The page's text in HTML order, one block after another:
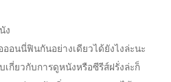
ง
อนนี่ฟินกันอย่างเดียวได้ยังไงล่ะนะ
กี่ยวกับการดูหนังหรือซีรีส์ฝรั่งล่ะก็